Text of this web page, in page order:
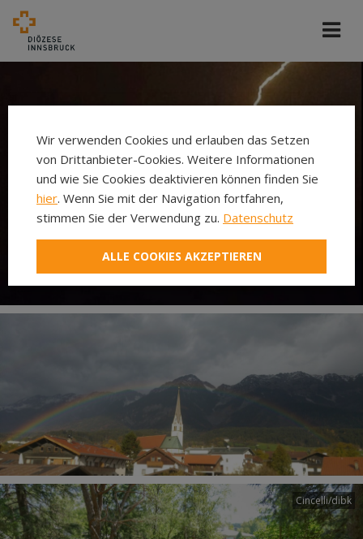
Cincelli/dibk
Wir verwenden Cookies und erlauben das Setzen
von Drittanbieter-Cookies. Weitere Informationen
und wie Sie Cookies deaktivieren können finden Sie
hier. Wenn Sie mit der Navigation fortfahren,
stimmen Sie der Verwendung zu. Datenschutz
ALLE COOKIES AKZEPTIEREN